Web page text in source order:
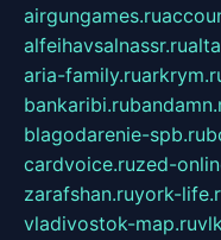
airgungames.ru
alfeihavsalnassr.ru
aria-family.ru
bankaribi.ru
blagodarenie-spb.ru
cardvoice.ruzed-
zarafshan.ruyork-
vladivostok-map.ru